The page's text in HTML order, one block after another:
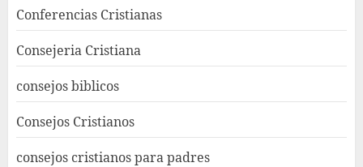
Conferencias Cristianas
Consejeria Cristiana
consejos biblicos
Consejos Cristianos
consejos cristianos para padres